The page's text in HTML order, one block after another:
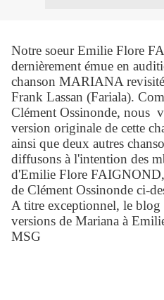
Notre soeur Emilie Flore
dernièrement émue en
chanson MARIANA
Frank Lassan (Fariala).
Clément Ossinonde, nous
version originale de cette
ainsi que deux autres
diffusons à l'intention des
d'Emilie Flore FAIGNOND,
de Clément Ossinonde ci-
A titre exceptionnel, le blog
versions de Mariana à
MSG